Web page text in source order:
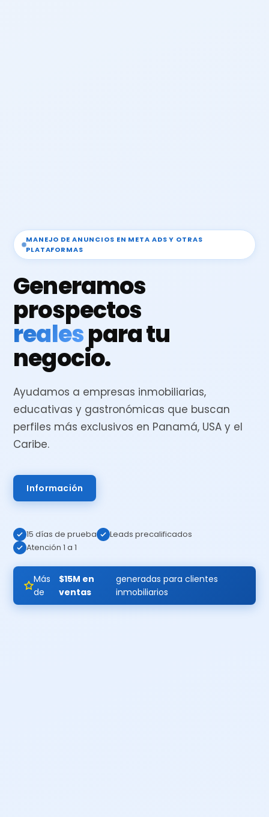
MANEJO DE ANUNCIOS EN META ADS Y OTRAS
PLATAFORMAS
Generamos
prospectos
realespara tu
negocio.
Ayudamos a empresas inmobiliarias,
educativas y gastronómicas que buscan
perfiles más exclusivos en Panamá, USA y el
Caribe.
Información
15 días de prueba
Leads precalificados
Atención 1 a 1
Más
de
$15M en
ventas
generadas para clientes
inmobiliarios